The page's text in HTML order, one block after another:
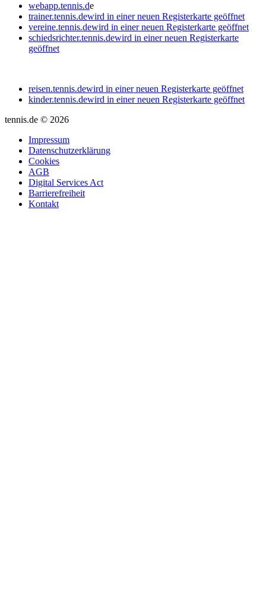
webapp.tennis.de
trainer.tennis.dewird in einer neuen Registerkarte geöffnet
vereine.tennis.dewird in einer neuen Registerkarte geöffnet
schiedsrichter.tennis.dewird in einer neuen Registerkarte
geöffnet
reisen.tennis.dewird in einer neuen Registerkarte geöffnet
kinder.tennis.dewird in einer neuen Registerkarte geöffnet
tennis.de © 2026
Impressum
Datenschutzerklärung
Cookies
AGB
Digital Services Act
Barrierefreiheit
Kontakt